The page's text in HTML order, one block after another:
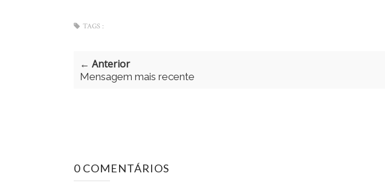
TAGS :
← Anterior
Mensagem mais recente
0 COMENTÁRIOS